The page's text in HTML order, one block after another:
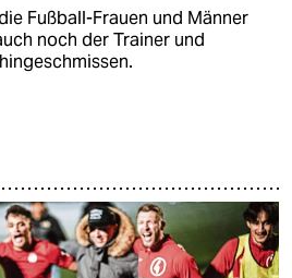
Fußball-Frauen und Männer
noch der Trainer und